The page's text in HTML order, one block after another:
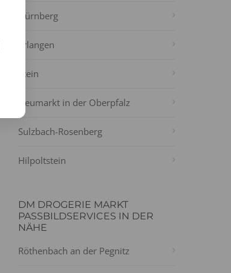
Nürnberg
Erlangen
Stein
Neumarkt in der Oberpfalz
Sulzbach-Rosenberg
Hilpoltstein
DM DROGERIE MARKT
PASSBILDSERVICES IN DER
NÄHE
Röthenbach an der Pegnitz